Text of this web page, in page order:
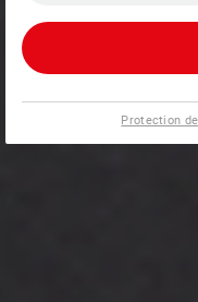
Protection